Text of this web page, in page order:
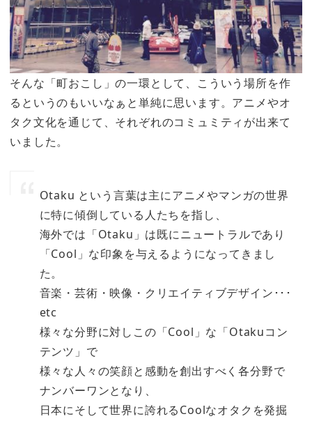
そんな「町おこし」の一環として、こういう場所を作
るというのもいいなぁと単純に思います。アニメやオ
タク文化を通じて、それぞれのコミュミティが出来て
いました。
Otaku という言葉は主にアニメやマンガの世界
に特に傾倒している人たちを指し、
海外では「Otaku」は既にニュートラルであり
「Cool」な印象を与えるようになってきまし
た。
音楽・芸術・映像・クリエイティブデザイン･･･
etc
様々な分野に対しこの「Cool」な「Otakuコン
テンツ」で
様々な人々の笑顔と感動を創出すべく各分野で
ナンバーワンとなり、
日本にそして世界に誇れるCoolなオタクを発掘